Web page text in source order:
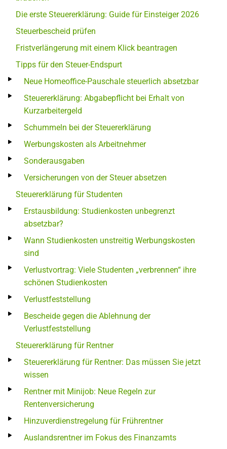
Die erste Steuererklärung: Guide für Einsteiger 2026
Steuerbescheid prüfen
Fristverlängerung mit einem Klick beantragen
Tipps für den Steuer-Endspurt
Neue Homeoffice-Pauschale steuerlich absetzbar
Steuererklärung: Abgabepflicht bei Erhalt von
Kurzarbeitergeld
Schummeln bei der Steuererklärung
Werbungskosten als Arbeitnehmer
Sonderausgaben
Versicherungen von der Steuer absetzen
Steuererklärung für Studenten
Erstausbildung: Studienkosten unbegrenzt
absetzbar?
Wann Studienkosten unstreitig Werbungskosten
sind
Verlustvortrag: Viele Studenten „verbrennen“ ihre
schönen Studienkosten
Verlustfeststellung
Bescheide gegen die Ablehnung der
Verlustfeststellung
Steuererklärung für Rentner
Steuererklärung für Rentner: Das müssen Sie jetzt
wissen
Rentner mit Minijob: Neue Regeln zur
Rentenversicherung
Hinzuverdienstregelung für Frührentner
Auslandsrentner im Fokus des Finanzamts